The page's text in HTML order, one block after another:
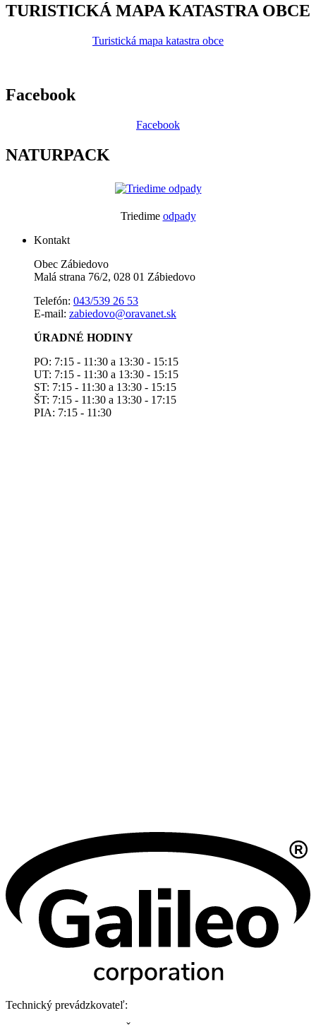
TURISTICKÁ MAPA KATASTRA OBCE
Turistická mapa katastra obce
Facebook
Facebook
NATURPACK
Triedime odpady
Kontakt
Obec Zábiedovo
Malá strana 76/2, 028 01 Zábiedovo
Telefón: 043/539 26 53
E-mail: zabiedovo@oravanet.sk
ÚRADNÉ HODINY
PO: 7:15 - 11:30 a 13:30 - 15:15
UT: 7:15 - 11:30 a 13:30 - 15:15
ST: 7:15 - 11:30 a 13:30 - 15:15
ŠT: 7:15 - 11:30 a 13:30 - 17:15
PIA: 7:15 - 11:30
Technický prevádzkovateľ: